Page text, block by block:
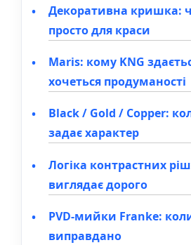
Декоративна кришка:
просто для краси
Maris: кому KNG
хочеться продуманості
Black / Gold / Copper:
задає характер
Логіка контрастних
виглядає дорого
PVD-мийки Franke:
виправдано